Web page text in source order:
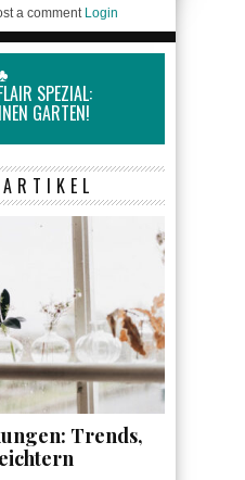
a comment Login
SPEZIAL:
GARTEN!
Trends,